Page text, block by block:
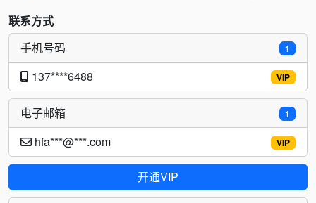
联系方式
1
手机号码
VIP
137****6488
1
电子邮箱
VIP
hfa***@***.com
开通VIP